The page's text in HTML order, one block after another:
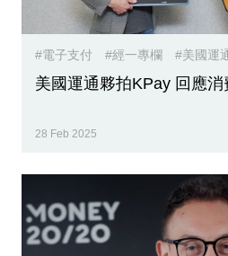
#電子支付 #經一專欄 #美國運
美國運通夥拍KPay 回應
28 Feb 2025